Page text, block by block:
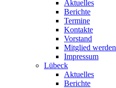
Aktuelles
Berichte
Termine
Kontakte
Vorstand
Mitglied werden
Impressum
Lübeck
Aktuelles
Berichte